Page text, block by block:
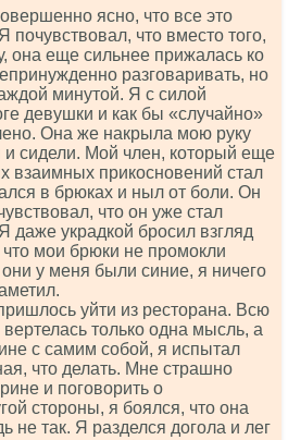
ясно, что все это
почувствовал, что вместо того,
она еще сильнее прижалась ко
разговаривать, но
минутой. Я с силой
девушки и как бы «случайно»
Она же накрыла мою руку
сидели. Мой член, который еще
взаимных прикосновений стал
в брюках и ныл от боли. Он
что он уже стал
даже украдкой бросил взгляд
что мои брюки не промокли
они у меня были синие, я ничего
уйти из ресторана. Всю
только одна мысль, а
с самим собой, я испытал
что делать. Мне страшно
и поговорить о
стороны, я боялся, что она
не так. Я разделся догола и лег